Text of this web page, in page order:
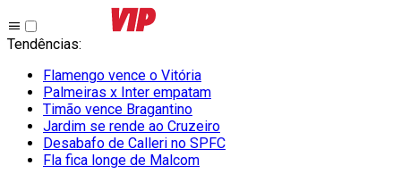
Tendências:
Flamengo vence o Vitória
Palmeiras x Inter empatam
Timão vence Bragantino
Jardim se rende ao Cruzeiro
Desabafo de Calleri no SPFC
Fla fica longe de Malcom